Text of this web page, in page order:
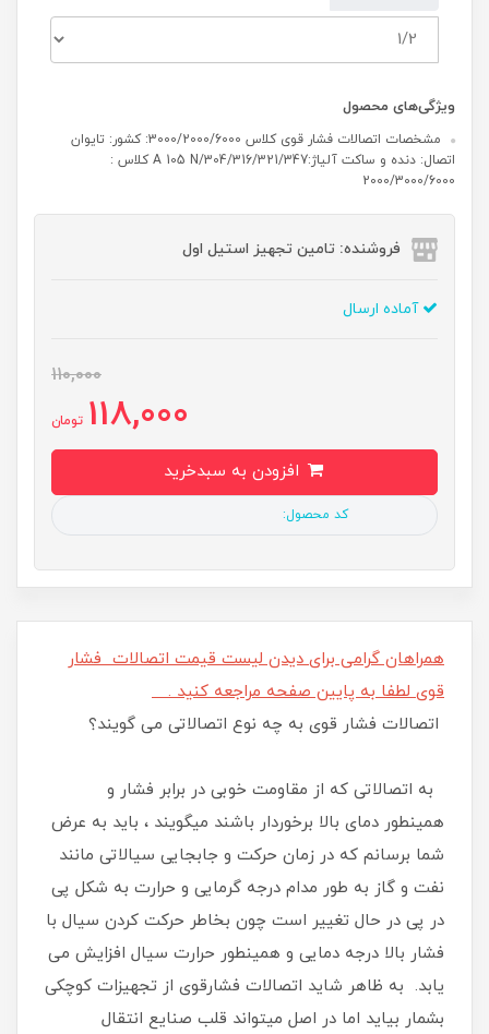
ویژگی‌های محصول
مشخصات اتصالات فشار قوی کلاس 3000/2000/6000: کشور: تایوان
اتصال: دنده و ساکت آلیاژ:304/316/321/347/A 105 N کلاس :
2000/3000/6000
فروشنده: تامین تجهیز استیل اول
آماده ارسال
110,000
118,000 تومان
کد محصول:
همراهان گرامی برای دیدن لیست قیمت اتصالات فشار
قوی لطفا به پایین صفحه مراجعه کنید .
اتصالات فشار قوی به چه نوع اتصالاتی می گویند؟
به اتصالاتی که از مقاومت خوبی در برابر فشار و
همینطور دمای بالا برخوردار باشند میگویند ، باید به عرض
شما برسانم که در زمان حرکت و جابجایی سیالاتی مانند
نفت و گاز به طور مدام درجه گرمایی و حرارت به شکل پی
در پی در حال تغییر است چون بخاطر حرکت کردن سیال با
فشار بالا درجه دمایی و همینطور حرارت سیال افزایش می
یابد. به ظاهر شاید اتصالات فشارقوی از تجهیزات کوچکی
بشمار بیاید اما در اصل میتواند قلب صنایع انتقال